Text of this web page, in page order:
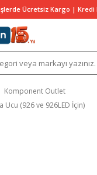
Ücretsiz Kargo | Kredi
Komponent Outlet
Ucu (926 ve 926LED İçin)